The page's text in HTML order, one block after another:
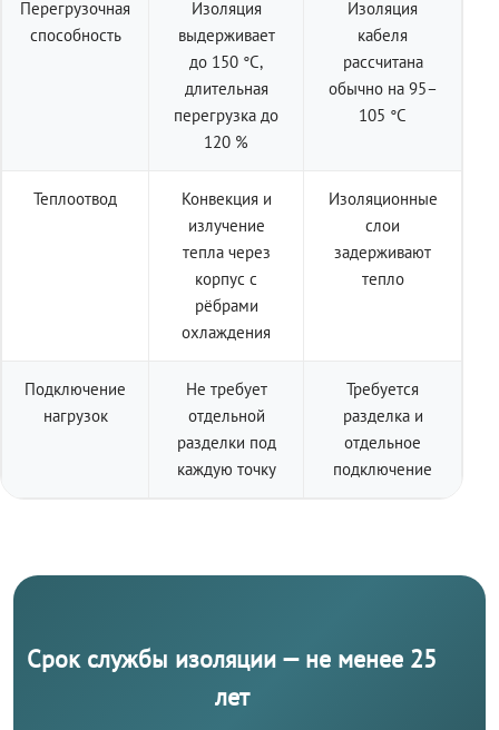
Перегрузочная
способность
Изоляция
выдерживает
до 150 °C,
длительная
перегрузка до
120 %
Изоляция
кабеля
рассчитана
обычно на 95–
105 °C
Теплоотвод
Конвекция и
излучение
тепла через
корпус с
рёбрами
охлаждения
Изоляционные
слои
задерживают
тепло
Подключение
нагрузок
Не требует
отдельной
разделки под
каждую точку
Требуется
разделка и
отдельное
подключение
Срок службы изоляции — не менее 25
лет